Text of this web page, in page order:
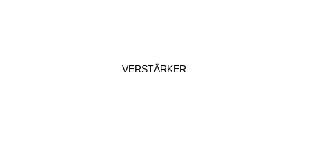
VERSTÄRKER